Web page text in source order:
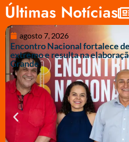
Últimas Notícias
agosto 7, 2026
Encontro Nacional fortalece
extremo e resulta na
Grande